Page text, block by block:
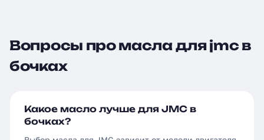
Вопросы про масла для jmc в
бочках
Какое масло лучше для JMC в
бочках?